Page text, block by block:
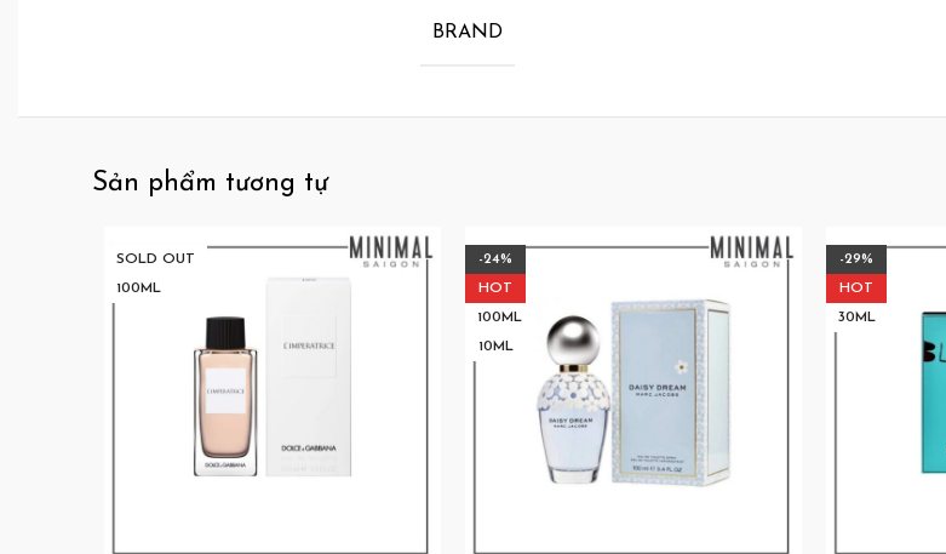
BRAND
Sản phẩm tương tự
SOLD OUT
100ML
-24%
HOT
100ML
10ML
-29%
HOT
30ML